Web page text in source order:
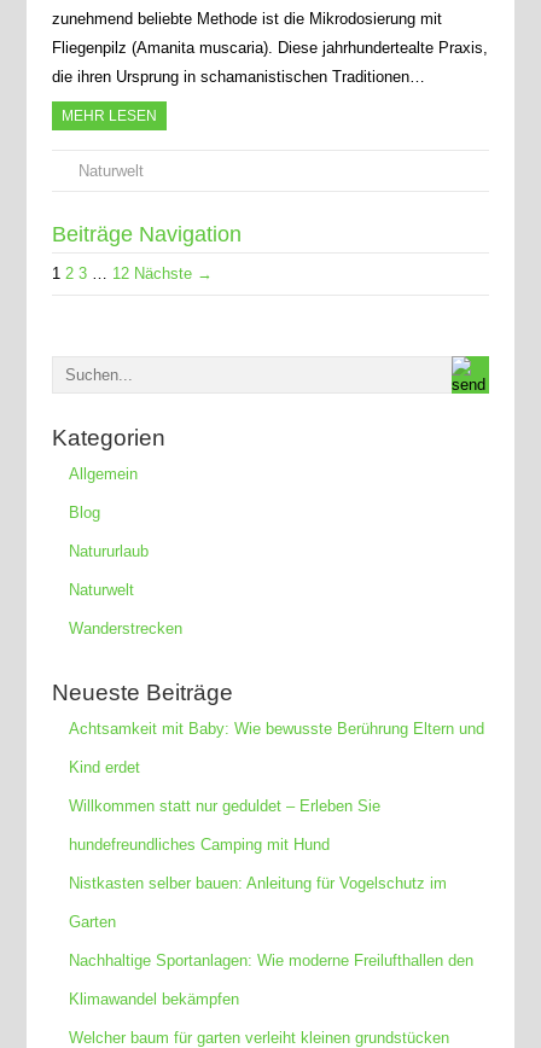
zunehmend beliebte Methode ist die Mikrodosierung mit
Fliegenpilz (Amanita muscaria). Diese jahrhundertealte Praxis,
die ihren Ursprung in schamanistischen Traditionen…
MEHR LESEN
Naturwelt
Beiträge Navigation
1 2 3 … 12 Nächste →
Kategorien
Allgemein
Blog
Natururlaub
Naturwelt
Wanderstrecken
Neueste Beiträge
Achtsamkeit mit Baby: Wie bewusste Berührung Eltern und
Kind erdet
Willkommen statt nur geduldet – Erleben Sie
hundefreundliches Camping mit Hund
Nistkasten selber bauen: Anleitung für Vogelschutz im
Garten
Nachhaltige Sportanlagen: Wie moderne Freilufthallen den
Klimawandel bekämpfen
Welcher baum für garten verleiht kleinen grundstücken